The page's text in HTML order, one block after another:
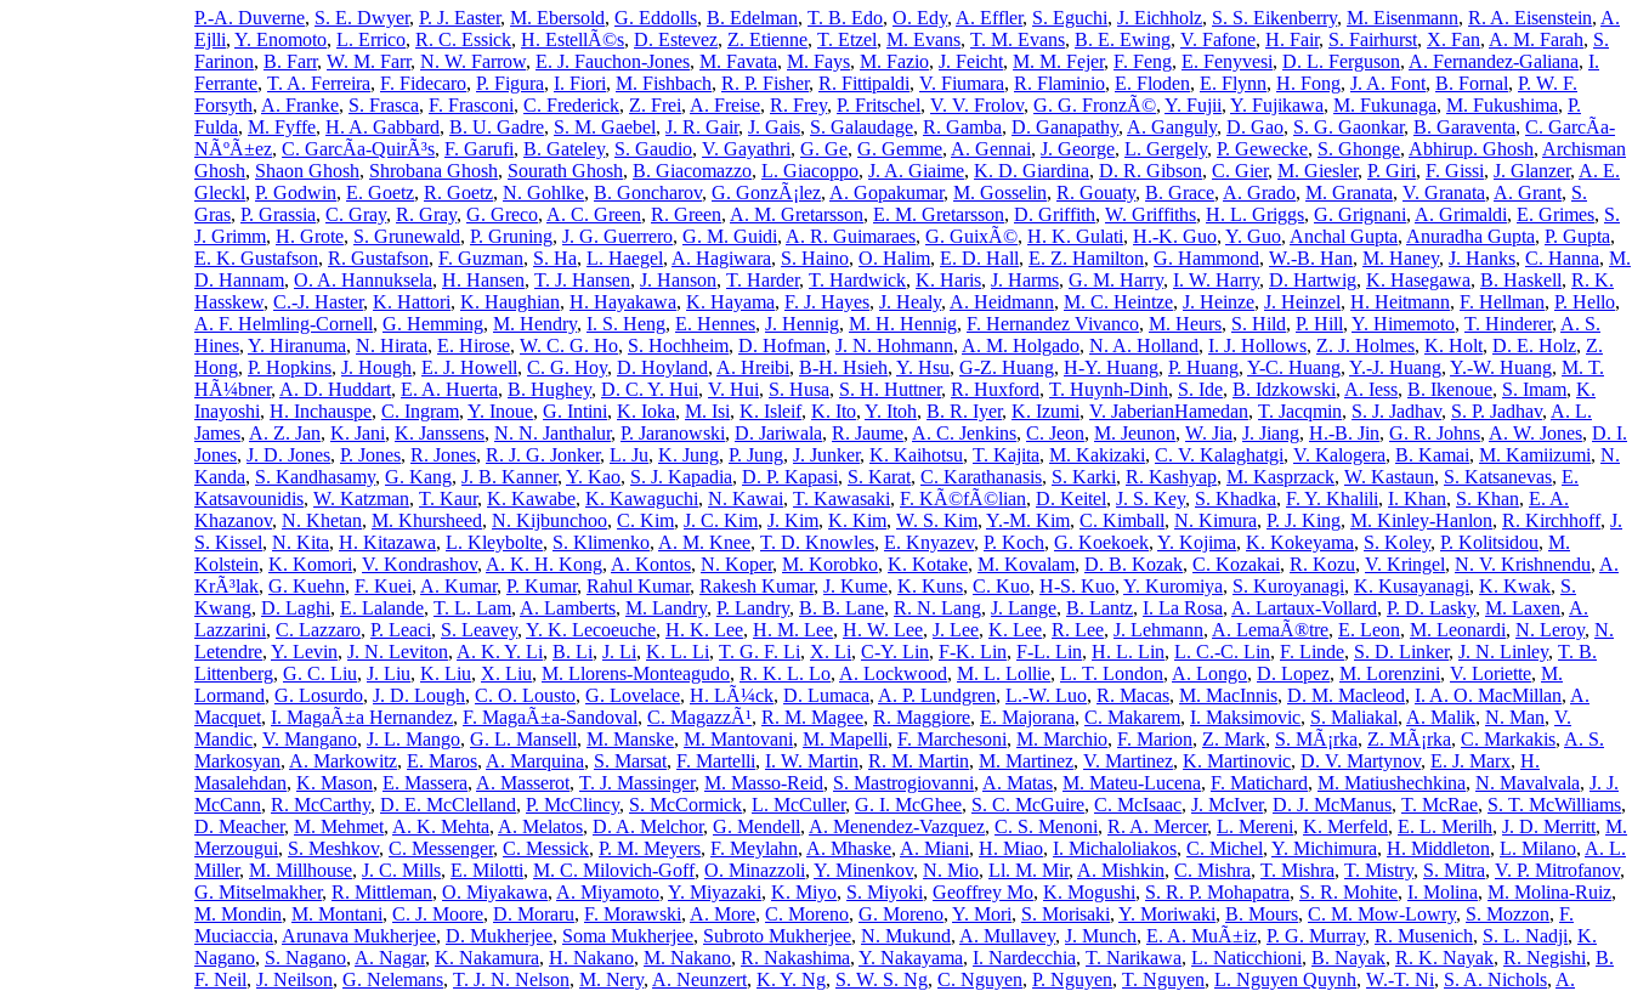
P.-A. Duverne, S. E. Dwyer, P. J. Easter, M. Ebersold, G. Eddolls, B. Edelman, T. B. Edo, O. Edy, A. Effler, S. Eguchi, J. Eichholz, S. S. Eikenberry, M. Eisenmann, R. A. Eisenstein, A.
Ejlli, Y. Enomoto, L. Errico, R. C. Essick, H. EstellÃ©s, D. Estevez, Z. Etienne, T. Etzel, M. Evans, T. M. Evans, B. E. Ewing, V. Fafone, H. Fair, S. Fairhurst, X. Fan, A. M. Farah, S.
Farinon, B. Farr, W. M. Farr, N. W. Farrow, E. J. Fauchon-Jones, M. Favata, M. Fays, M. Fazio, J. Feicht, M. M. Fejer, F. Feng, E. Fenyvesi, D. L. Ferguson, A. Fernandez-Galiana, I.
Ferrante, T. A. Ferreira, F. Fidecaro, P. Figura, I. Fiori, M. Fishbach, R. P. Fisher, R. Fittipaldi, V. Fiumara, R. Flaminio, E. Floden, E. Flynn, H. Fong, J. A. Font, B. Fornal, P. W. F.
Forsyth, A. Franke, S. Frasca, F. Frasconi, C. Frederick, Z. Frei, A. Freise, R. Frey, P. Fritschel, V. V. Frolov, G. G. FronzÃ©, Y. Fujii, Y. Fujikawa, M. Fukunaga, M. Fukushima, P.
Fulda, M. Fyffe, H. A. Gabbard, B. U. Gadre, S. M. Gaebel, J. R. Gair, J. Gais, S. Galaudage, R. Gamba, D. Ganapathy, A. Ganguly, D. Gao, S. G. Gaonkar, B. Garaventa, C. GarcÃ­a-
NÃºÃ±ez, C. GarcÃ­a-QuirÃ³s, F. Garufi, B. Gateley, S. Gaudio, V. Gayathri, G. Ge, G. Gemme, A. Gennai, J. George, L. Gergely, P. Gewecke, S. Ghonge, Abhirup. Ghosh, Archisman
Ghosh, Shaon Ghosh, Shrobana Ghosh, Sourath Ghosh, B. Giacomazzo, L. Giacoppo, J. A. Giaime, K. D. Giardina, D. R. Gibson, C. Gier, M. Giesler, P. Giri, F. Gissi, J. Glanzer, A. E.
Gleckl, P. Godwin, E. Goetz, R. Goetz, N. Gohlke, B. Goncharov, G. GonzÃ¡lez, A. Gopakumar, M. Gosselin, R. Gouaty, B. Grace, A. Grado, M. Granata, V. Granata, A. Grant, S.
Gras, P. Grassia, C. Gray, R. Gray, G. Greco, A. C. Green, R. Green, A. M. Gretarsson, E. M. Gretarsson, D. Griffith, W. Griffiths, H. L. Griggs, G. Grignani, A. Grimaldi, E. Grimes, S.
J. Grimm, H. Grote, S. Grunewald, P. Gruning, J. G. Guerrero, G. M. Guidi, A. R. Guimaraes, G. GuixÃ©, H. K. Gulati, H.-K. Guo, Y. Guo, Anchal Gupta, Anuradha Gupta, P. Gupta,
E. K. Gustafson, R. Gustafson, F. Guzman, S. Ha, L. Haegel, A. Hagiwara, S. Haino, O. Halim, E. D. Hall, E. Z. Hamilton, G. Hammond, W.-B. Han, M. Haney, J. Hanks, C. Hanna, M.
D. Hannam, O. A. Hannuksela, H. Hansen, T. J. Hansen, J. Hanson, T. Harder, T. Hardwick, K. Haris, J. Harms, G. M. Harry, I. W. Harry, D. Hartwig, K. Hasegawa, B. Haskell, R. K.
Hasskew, C.-J. Haster, K. Hattori, K. Haughian, H. Hayakawa, K. Hayama, F. J. Hayes, J. Healy, A. Heidmann, M. C. Heintze, J. Heinze, J. Heinzel, H. Heitmann, F. Hellman, P. Hello,
A. F. Helmling-Cornell, G. Hemming, M. Hendry, I. S. Heng, E. Hennes, J. Hennig, M. H. Hennig, F. Hernandez Vivanco, M. Heurs, S. Hild, P. Hill, Y. Himemoto, T. Hinderer, A. S.
Hines, Y. Hiranuma, N. Hirata, E. Hirose, W. C. G. Ho, S. Hochheim, D. Hofman, J. N. Hohmann, A. M. Holgado, N. A. Holland, I. J. Hollows, Z. J. Holmes, K. Holt, D. E. Holz, Z.
Hong, P. Hopkins, J. Hough, E. J. Howell, C. G. Hoy, D. Hoyland, A. Hreibi, B-H. Hsieh, Y. Hsu, G-Z. Huang, H-Y. Huang, P. Huang, Y-C. Huang, Y.-J. Huang, Y.-W. Huang, M. T.
HÃ¼bner, A. D. Huddart, E. A. Huerta, B. Hughey, D. C. Y. Hui, V. Hui, S. Husa, S. H. Huttner, R. Huxford, T. Huynh-Dinh, S. Ide, B. Idzkowski, A. Iess, B. Ikenoue, S. Imam, K.
Inayoshi, H. Inchauspe, C. Ingram, Y. Inoue, G. Intini, K. Ioka, M. Isi, K. Isleif, K. Ito, Y. Itoh, B. R. Iyer, K. Izumi, V. JaberianHamedan, T. Jacqmin, S. J. Jadhav, S. P. Jadhav, A. L.
James, A. Z. Jan, K. Jani, K. Janssens, N. N. Janthalur, P. Jaranowski, D. Jariwala, R. Jaume, A. C. Jenkins, C. Jeon, M. Jeunon, W. Jia, J. Jiang, H.-B. Jin, G. R. Johns, A. W. Jones, D. I.
Jones, J. D. Jones, P. Jones, R. Jones, R. J. G. Jonker, L. Ju, K. Jung, P. Jung, J. Junker, K. Kaihotsu, T. Kajita, M. Kakizaki, C. V. Kalaghatgi, V. Kalogera, B. Kamai, M. Kamiizumi, N.
Kanda, S. Kandhasamy, G. Kang, J. B. Kanner, Y. Kao, S. J. Kapadia, D. P. Kapasi, S. Karat, C. Karathanasis, S. Karki, R. Kashyap, M. Kasprzack, W. Kastaun, S. Katsanevas, E.
Katsavounidis, W. Katzman, T. Kaur, K. Kawabe, K. Kawaguchi, N. Kawai, T. Kawasaki, F. KÃ©fÃ©lian, D. Keitel, J. S. Key, S. Khadka, F. Y. Khalili, I. Khan, S. Khan, E. A.
Khazanov, N. Khetan, M. Khursheed, N. Kijbunchoo, C. Kim, J. C. Kim, J. Kim, K. Kim, W. S. Kim, Y.-M. Kim, C. Kimball, N. Kimura, P. J. King, M. Kinley-Hanlon, R. Kirchhoff, J.
S. Kissel, N. Kita, H. Kitazawa, L. Kleybolte, S. Klimenko, A. M. Knee, T. D. Knowles, E. Knyazev, P. Koch, G. Koekoek, Y. Kojima, K. Kokeyama, S. Koley, P. Kolitsidou, M.
Kolstein, K. Komori, V. Kondrashov, A. K. H. Kong, A. Kontos, N. Koper, M. Korobko, K. Kotake, M. Kovalam, D. B. Kozak, C. Kozakai, R. Kozu, V. Kringel, N. V. Krishnendu, A.
KrÃ³lak, G. Kuehn, F. Kuei, A. Kumar, P. Kumar, Rahul Kumar, Rakesh Kumar, J. Kume, K. Kuns, C. Kuo, H-S. Kuo, Y. Kuromiya, S. Kuroyanagi, K. Kusayanagi, K. Kwak, S.
Kwang, D. Laghi, E. Lalande, T. L. Lam, A. Lamberts, M. Landry, P. Landry, B. B. Lane, R. N. Lang, J. Lange, B. Lantz, I. La Rosa, A. Lartaux-Vollard, P. D. Lasky, M. Laxen, A.
Lazzarini, C. Lazzaro, P. Leaci, S. Leavey, Y. K. Lecoeuche, H. K. Lee, H. M. Lee, H. W. Lee, J. Lee, K. Lee, R. Lee, J. Lehmann, A. LemaÃ®tre, E. Leon, M. Leonardi, N. Leroy, N.
Letendre, Y. Levin, J. N. Leviton, A. K. Y. Li, B. Li, J. Li, K. L. Li, T. G. F. Li, X. Li, C-Y. Lin, F-K. Lin, F-L. Lin, H. L. Lin, L. C.-C. Lin, F. Linde, S. D. Linker, J. N. Linley, T. B.
Littenberg, G. C. Liu, J. Liu, K. Liu, X. Liu, M. Llorens-Monteagudo, R. K. L. Lo, A. Lockwood, M. L. Lollie, L. T. London, A. Longo, D. Lopez, M. Lorenzini, V. Loriette, M.
Lormand, G. Losurdo, J. D. Lough, C. O. Lousto, G. Lovelace, H. LÃ¼ck, D. Lumaca, A. P. Lundgren, L.-W. Luo, R. Macas, M. MacInnis, D. M. Macleod, I. A. O. MacMillan, A.
Macquet, I. MagaÃ±a Hernandez, F. MagaÃ±a-Sandoval, C. MagazzÃ¹, R. M. Magee, R. Maggiore, E. Majorana, C. Makarem, I. Maksimovic, S. Maliakal, A. Malik, N. Man, V.
Mandic, V. Mangano, J. L. Mango, G. L. Mansell, M. Manske, M. Mantovani, M. Mapelli, F. Marchesoni, M. Marchio, F. Marion, Z. Mark, S. MÃ¡rka, Z. MÃ¡rka, C. Markakis, A. S.
Markosyan, A. Markowitz, E. Maros, A. Marquina, S. Marsat, F. Martelli, I. W. Martin, R. M. Martin, M. Martinez, V. Martinez, K. Martinovic, D. V. Martynov, E. J. Marx, H.
Masalehdan, K. Mason, E. Massera, A. Masserot, T. J. Massinger, M. Masso-Reid, S. Mastrogiovanni, A. Matas, M. Mateu-Lucena, F. Matichard, M. Matiushechkina, N. Mavalvala, J. J.
McCann, R. McCarthy, D. E. McClelland, P. McClincy, S. McCormick, L. McCuller, G. I. McGhee, S. C. McGuire, C. McIsaac, J. McIver, D. J. McManus, T. McRae, S. T. McWilliams,
D. Meacher, M. Mehmet, A. K. Mehta, A. Melatos, D. A. Melchor, G. Mendell, A. Menendez-Vazquez, C. S. Menoni, R. A. Mercer, L. Mereni, K. Merfeld, E. L. Merilh, J. D. Merritt, M.
Merzougui, S. Meshkov, C. Messenger, C. Messick, P. M. Meyers, F. Meylahn, A. Mhaske, A. Miani, H. Miao, I. Michaloliakos, C. Michel, Y. Michimura, H. Middleton, L. Milano, A. L.
Miller, M. Millhouse, J. C. Mills, E. Milotti, M. C. Milovich-Goff, O. Minazzoli, Y. Minenkov, N. Mio, Ll. M. Mir, A. Mishkin, C. Mishra, T. Mishra, T. Mistry, S. Mitra, V. P. Mitrofanov,
G. Mitselmakher, R. Mittleman, O. Miyakawa, A. Miyamoto, Y. Miyazaki, K. Miyo, S. Miyoki, Geoffrey Mo, K. Mogushi, S. R. P. Mohapatra, S. R. Mohite, I. Molina, M. Molina-Ruiz,
M. Mondin, M. Montani, C. J. Moore, D. Moraru, F. Morawski, A. More, C. Moreno, G. Moreno, Y. Mori, S. Morisaki, Y. Moriwaki, B. Mours, C. M. Mow-Lowry, S. Mozzon, F.
Muciaccia, Arunava Mukherjee, D. Mukherjee, Soma Mukherjee, Subroto Mukherjee, N. Mukund, A. Mullavey, J. Munch, E. A. MuÃ±iz, P. G. Murray, R. Musenich, S. L. Nadji, K.
Nagano, S. Nagano, A. Nagar, K. Nakamura, H. Nakano, M. Nakano, R. Nakashima, Y. Nakayama, I. Nardecchia, T. Narikawa, L. Naticchioni, B. Nayak, R. K. Nayak, R. Negishi, B.
F. Neil, J. Neilson, G. Nelemans, T. J. N. Nelson, M. Nery, A. Neunzert, K. Y. Ng, S. W. S. Ng, C. Nguyen, P. Nguyen, T. Nguyen, L. Nguyen Quynh, W.-T. Ni, S. A. Nichols, A.